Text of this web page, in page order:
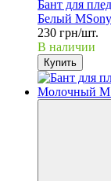
Бант для
Белый
230 грн/шт.
В наличии
Купить